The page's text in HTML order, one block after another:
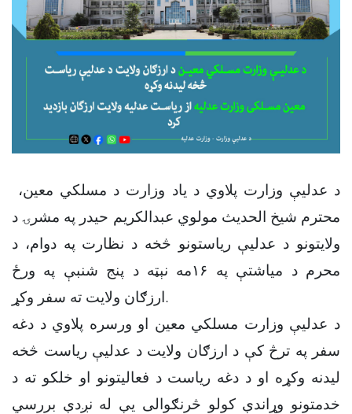
محترم شیخ الحدیث مولوي عبدالکریم حیدر په مشرۍ د
ولایتونو د عدلیې ریاستونو څخه د نظارت په دوام، د
محرم د میاشتې په ۱۶مه نېټه د پنج شنبې په ورځ
ارزګان ولایت ته سفر وکړ.
د عدلیې وزارت مسلکي معین او ورسره پلاوي د دغه
سفر په ترڅ کې د ارزګان ولایت د عدلیې ریاست څخه
لیدنه وکړه او د دغه ریاست د فعالیتونو او خلکو ته د
خدمتونو وړاندې کولو څرنګوالی یې له نږدې بررسي